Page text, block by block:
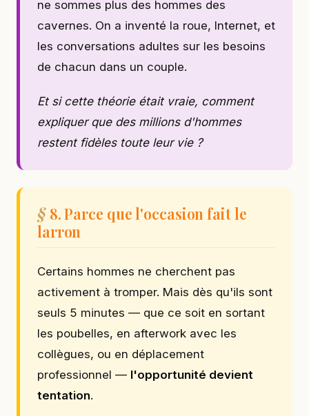
ne sommes plus des hommes des
cavernes. On a inventé la roue, Internet, et
les conversations adultes sur les besoins
de chacun dans un couple.
Et si cette théorie était vraie, comment
expliquer que des millions d'hommes
restent fidèles toute leur vie ?
8. Parce que l'occasion fait le
larron
Certains hommes ne cherchent pas
activement à tromper. Mais dès qu'ils sont
seuls 5 minutes — que ce soit en sortant
les poubelles, en afterwork avec les
collègues, ou en déplacement
professionnel — l'opportunité devient
tentation.